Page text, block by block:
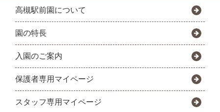
高槻駅前園について
園の特長
入園のご案内
保護者専用マイページ
スタッフ専用マイページ